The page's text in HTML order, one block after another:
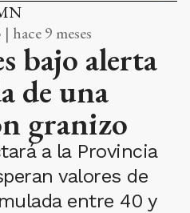
hace 9 meses
bajo alerta
de una
granizo
a la Provincia
valores de
entre 40 y